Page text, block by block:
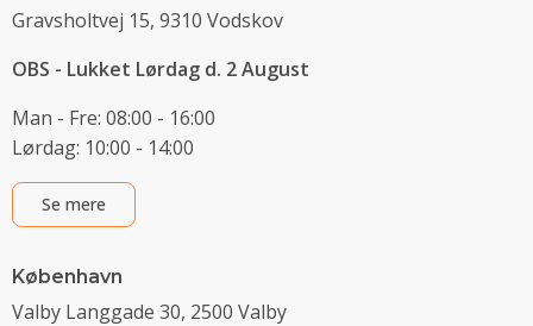
Gravsholtvej 15, 9310 Vodskov
OBS - Lukket Lørdag d. 2 August
Man - Fre: 08:00 - 16:00
Lørdag: 10:00 - 14:00
Se mere
København
Valby Langgade 30, 2500 Valby